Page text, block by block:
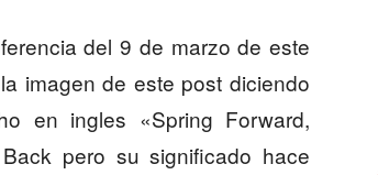
del 9 de marzo de este
imagen de este post diciendo
en ingles «Spring Forward,
pero su significado hace